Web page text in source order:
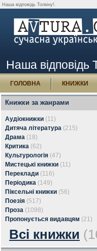
Наша відповідь Толкіну!.
Наша відповідь
ГОЛОВНА КНИЖКИ
Книжки за жанрами
Аудіокнижки (11)
Дитяча література (215)
Драма (18)
Критика (62)
Культурологія (47)
Мистецькі книжки (11)
Переклади (116)
Періодика (149)
Піксельні книжки (56)
Поезія (517)
Проза (1098)
Пропонується видавцям (21)
Всі книжки